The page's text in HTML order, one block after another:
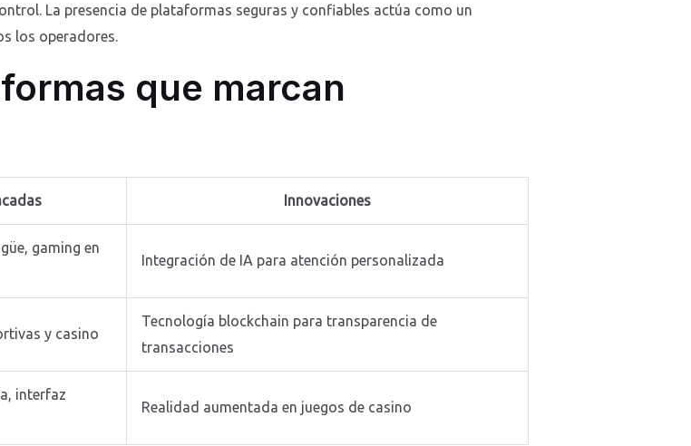
La presencia de plataformas seguras y confiables actúa como un
los operadores.
que marcan
Innovaciones
gaming en
Integración de IA para atención personalizada
y casino
Tecnología blockchain para transparencia de
transacciones
interfaz
Realidad aumentada en juegos de casino